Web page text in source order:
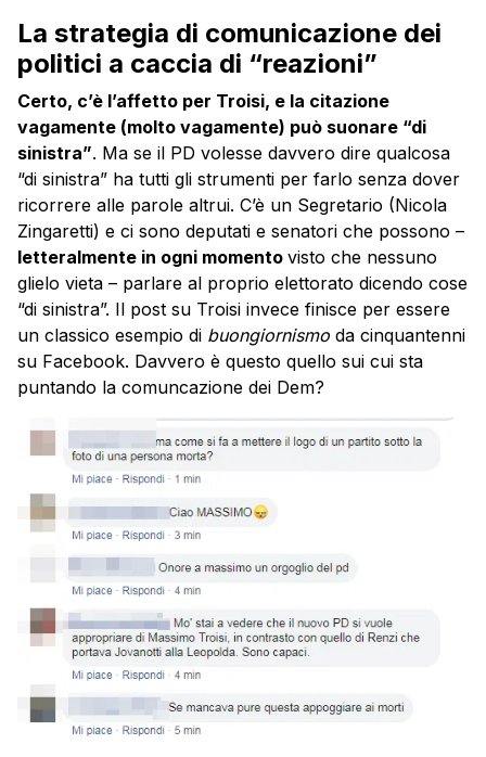
La strategia di comunicazione dei
politici a caccia di “reazioni”
Certo, c’è l’affetto per Troisi, e la citazione
vagamente (molto vagamente) può suonare “di
sinistra”. Ma se il PD volesse davvero dire qualcosa
“di sinistra” ha tutti gli strumenti per farlo senza dover
ricorrere alle parole altrui. C’è un Segretario (Nicola
Zingaretti) e ci sono deputati e senatori che possono –
letteralmente in ogni momento visto che nessuno
glielo vieta – parlare al proprio elettorato dicendo cose
“di sinistra”. Il post su Troisi invece finisce per essere
un classico esempio di buongiornismo da cinquantenni
su Facebook. Davvero è questo quello sui cui sta
puntando la comuncazione dei Dem?